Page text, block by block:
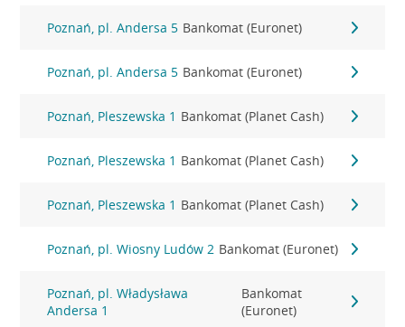
Poznań, pl. Andersa 5 Bankomat (Euronet)
Poznań, pl. Andersa 5 Bankomat (Euronet)
Poznań, Pleszewska 1 Bankomat (Planet Cash)
Poznań, Pleszewska 1 Bankomat (Planet Cash)
Poznań, Pleszewska 1 Bankomat (Planet Cash)
Poznań, pl. Wiosny Ludów 2 Bankomat (Euronet)
Poznań, pl. Władysława
Andersa 1
Bankomat
(Euronet)